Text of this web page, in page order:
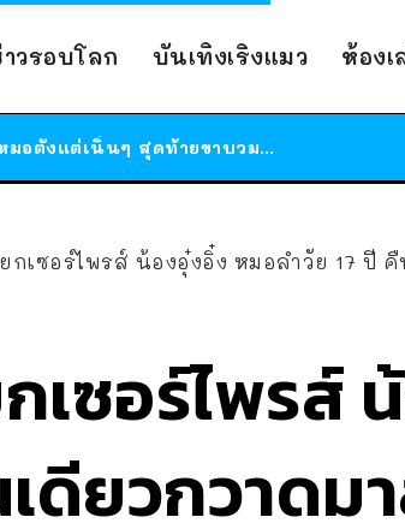
วรอบโลก บันเทิงเริงแมว ห้องเ
ร้านอาหารในนิวยอร์กประกาศปิดตัวลง หลังอยู่มานานกว่า 45 ปี ติดป้ายขอบคุณลูกค้าทุกคน แถมสูตรทำไวท์ซอสให้แบบจัดเต็ม
ได้เวลาเด็กหนวดรวมตัว RF Online Next เปิดให้เล่นแล้ว เกม Sci-Fi MMORPG ระดับตำนาน เล่นได้ทั้งมือถือและ PC
กเซอร์ไพรส์ น้องอุ๋งอิ๋ง หมอลำวัย 17 ปี
ซอร์ไพรส์
ดียวกวาดม